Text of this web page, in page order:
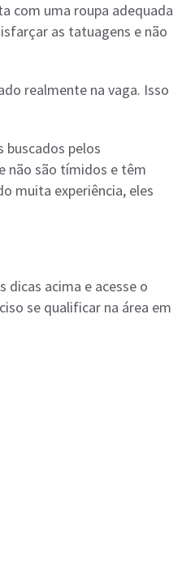
com uma roupa adequada
as tatuagens e não
realmente na vaga. Isso
pelos
não são tímidos e têm
muita experiência, eles
acima e acesse o
se qualificar na área em